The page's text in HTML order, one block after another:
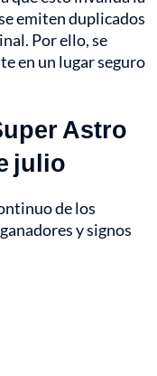
emiten duplicados
Por ello, se
en un lugar seguro
Astro
julio
de los
y signos